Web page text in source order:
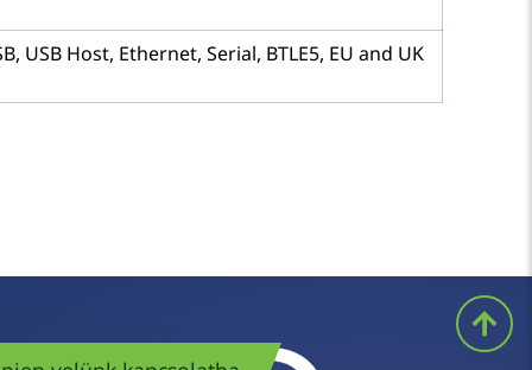
USB Host, Ethernet, Serial, BTLE5, EU and UK